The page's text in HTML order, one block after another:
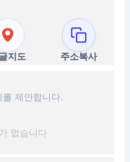
지도 주소복사
제안합니다.
없습니다